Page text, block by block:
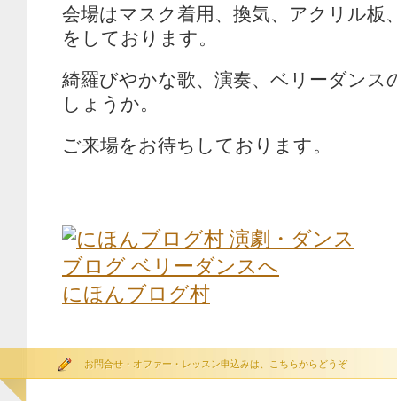
会場はマスク着用、換気、アクリル板
をしております。
綺羅びやかな歌、演奏、ベリーダンス
しょうか。
ご来場をお待ちしております。
にほんブログ村
お問合せ・オファー・レッスン申込みは、こちらからどうぞ